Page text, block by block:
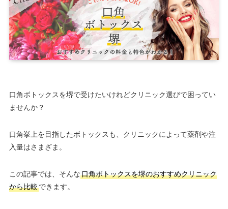
口角ボトックスを堺で受けたいけれどクリニック選びで困ってい
ませんか？
口角挙上を目指したボトックスも、クリニックによって薬剤や注
入量はさまざま。
この記事では、そんな口角ボトックスを堺のおすすめクリニック
から比較できます。